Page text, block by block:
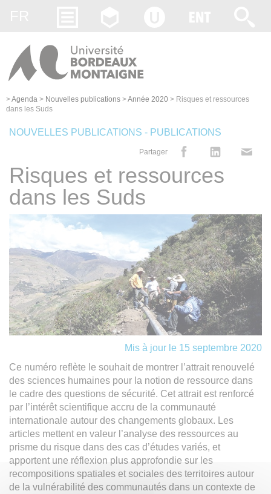
>Agenda > Nouvelles publications >Année 2020 > Risques et ressources
dans les Suds
NOUVELLES PUBLICATIONS - PUBLICATIONS
Partager
Risques et ressources
dans les Suds
Mis à jour le 15 septembre 2020
Ce numéro reflète le souhait de montrer l’attrait renouvelé
des sciences humaines pour la notion de ressource dans
le cadre des questions de sécurité. Cet attrait est renforcé
par l’intérêt scientifique accru de la communauté
internationale autour des changements globaux. Les
articles mettent en valeur l’analyse des ressources au
prisme du risque dans des cas d’études variés, et
apportent une réflexion plus approfondie sur les
recompositions spatiales et sociales des territoires autour
de la vulnérabilité des communautés dans un contexte de